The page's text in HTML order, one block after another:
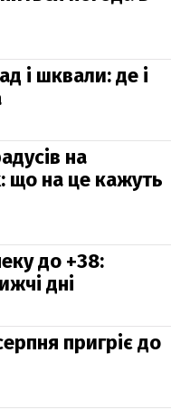
і шквали: де і
на
що на це кажуть
до +38:
дні
пригріє до